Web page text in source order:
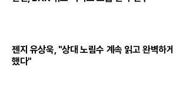
젠지 유상욱, "상대 노림수 계속 읽고 완벽하게
했다"